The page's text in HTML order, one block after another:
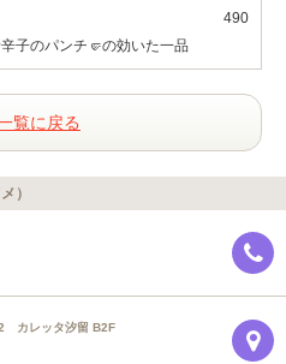
490
子のパンチ🤛の効いた一品
覧に戻る
）
カレッタ汐留 B2F